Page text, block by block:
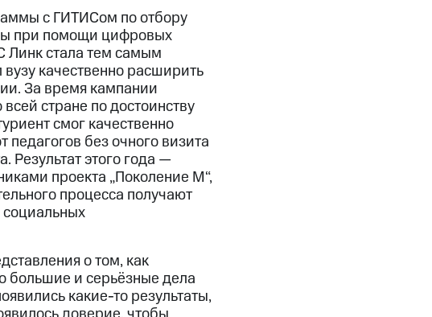
с ГИТИСом по отбору
при помощи цифровых
Линк стала тем самым
качественно расширить
За время кампании
стране по достоинству
смог качественно
без очного визита
Результат этого года —
проекта „Поколение М“,
процесса получают
о том, как
большие и серьёзные дела
какие-то результаты,